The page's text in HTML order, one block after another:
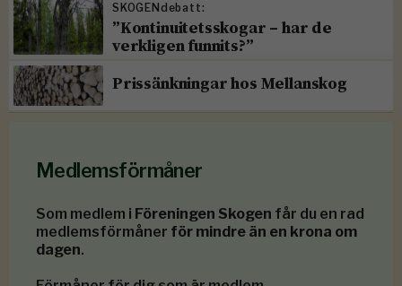
SKOGENdebatt:
”Kontinuitetsskogar – har de
verkligen funnits?”
Prissänkningar hos Mellanskog
Medlemsförmåner
Som medlem i Föreningen Skogen får du en rad
medlemsförmåner för mindre än en krona om
dagen.